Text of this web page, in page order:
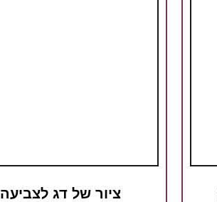
ציור של דג לצביעה